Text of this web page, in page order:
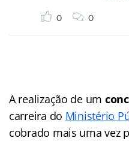
0 0
A realização de um
carreira do Ministério
cobrado mais uma vez